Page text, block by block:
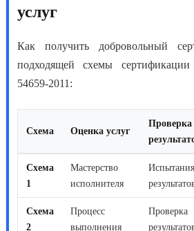
услуг
Как получить добровольный
подходящей схемы
54659-2011:
Схема Оценка услуг
Проверка
Схема
1
Мастерство
исполнителя
Испытания
Схема
2
Процесс
выполнения
Проверка